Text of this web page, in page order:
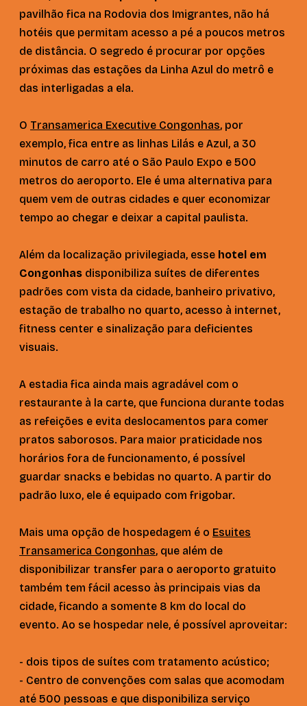
pavilhão fica na Rodovia dos Imigrantes, não há
hotéis que permitam acesso a pé a poucos metros
de distância. O segredo é procurar por opções
próximas das estações da Linha Azul do metrô e
das interligadas a ela.
O Transamerica Executive Congonhas, por
exemplo, fica entre as linhas Lilás e Azul, a 30
minutos de carro até o São Paulo Expo e 500
metros do aeroporto. Ele é uma alternativa para
quem vem de outras cidades e quer economizar
tempo ao chegar e deixar a capital paulista.
Além da localização privilegiada, esse hotel em
Congonhas disponibiliza suítes de diferentes
padrões com vista da cidade, banheiro privativo,
estação de trabalho no quarto, acesso à internet,
fitness center e sinalização para deficientes
visuais.
A estadia fica ainda mais agradável com o
restaurante à la carte, que funciona durante todas
as refeições e evita deslocamentos para comer
pratos saborosos. Para maior praticidade nos
horários fora de funcionamento, é possível
guardar snacks e bebidas no quarto. A partir do
padrão luxo, ele é equipado com frigobar.
Mais uma opção de hospedagem é o Esuites
Transamerica Congonhas, que além de
disponibilizar transfer para o aeroporto gratuito
também tem fácil acesso às principais vias da
cidade, ficando a somente 8 km do local do
evento. Ao se hospedar nele, é possível aproveitar:
- dois tipos de suítes com tratamento acústico;
- Centro de convenções com salas que acomodam
até 500 pessoas e que disponibiliza serviço